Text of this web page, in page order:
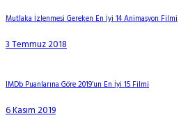
Mutlaka İzlenmesi Gereken En İyi 14 Animasyon Filmi
3 Temmuz 2018
IMDb Puanlarına Göre 2019’un En İyi 15 Filmi
6 Kasım 2019